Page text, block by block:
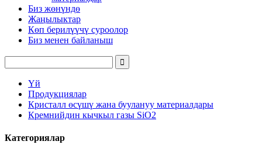
Биз жөнүндө
Жаңылыктар
Көп берилүүчү суроолор
Биз менен байланыш
Үй
Продукциялар
Кристалл өсүшү жана буулануу материалдары
Кремнийдин кычкыл газы SiO2
Категориялар